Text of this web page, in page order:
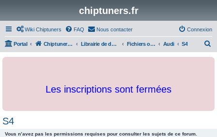
chiptuners.fr
Wiki Chiptuners FAQ Nous contacter Connexion
Portal Chiptuners.fr Librairie de documents et originaux Fichiers originaux Audi S4
c
Les inscriptions sont fermées
S4
Vous n’avez pas les permissions requises pour consulter les sujets de ce forum.